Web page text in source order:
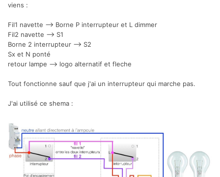
viens :
Fil1 navette --> Borne P interrupteur et L dimmer
Fil2 navette --> S1
Borne 2 interrupteur --> S2
Sx et N ponté
retour lampe --> logo alternatif et fleche
Tout fonctionne sauf que j'ai un interrupteur qui marche pas.
J'ai utilisé ce shema :